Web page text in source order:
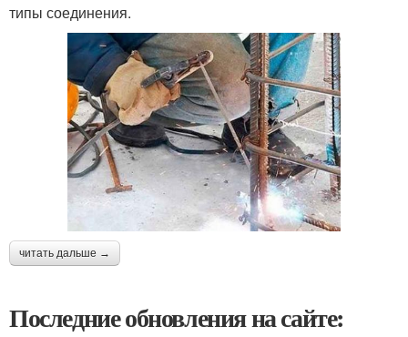
типы соединения.
читать дальше →
Последние обновления на сайте: